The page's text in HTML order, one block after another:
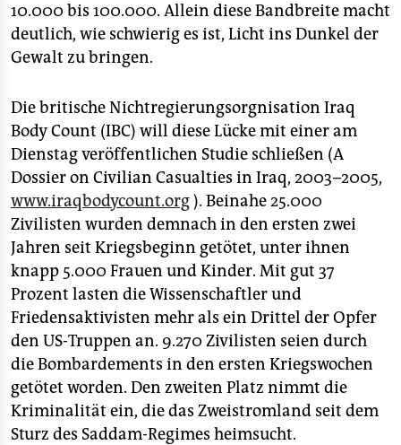
10.000 bis 100.000. Allein diese Bandbreite macht
deutlich, wie schwierig es ist, Licht ins Dunkel der
Gewalt zu bringen.
Die britische Nichtregierungsorgnisation Iraq
Body Count (IBC) will diese Lücke mit einer am
Dienstag veröffentlichen Studie schließen (A
Dossier on Civilian Casualties in Iraq, 2003–2005,
www.iraqbodycount.org). Beinahe 25.000
Zivilisten wurden demnach in den ersten zwei
Jahren seit Kriegsbeginn getötet, unter ihnen
knapp 5.000 Frauen und Kinder. Mit gut 37
Prozent lasten die Wissenschaftler und
Friedensaktivisten mehr als ein Drittel der Opfer
den US-Truppen an. 9.270 Zivilisten seien durch
die Bombardements in den ersten Kriegswochen
getötet worden. Den zweiten Platz nimmt die
Kriminalität ein, die das Zweistromland seit dem
Sturz des Saddam-Regimes heimsucht.